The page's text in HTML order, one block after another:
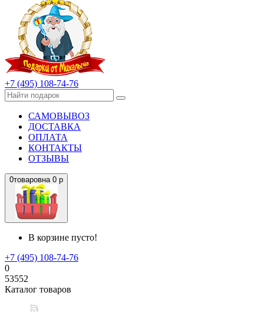
+7 (495) 108-74-76
САМОВЫВОЗ
ДОСТАВКА
ОПЛАТА
КОНТАКТЫ
ОТЗЫВЫ
0товаровна 0 р
В корзине пусто!
+7 (495) 108-74-76
0
53552
Каталог товаров